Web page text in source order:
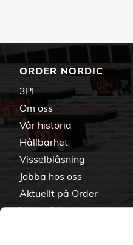
ORDER NORDIC
3PL
Om oss
Vår historia
Hållbarhet
Visselblåsning
Jobba hos oss
Aktuellt på Order
Varumärken